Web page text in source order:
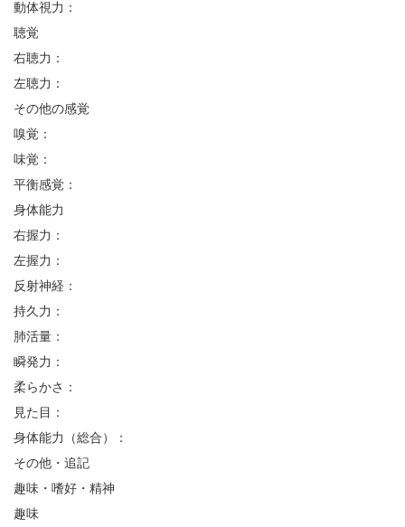
動体視力：
聴覚
右聴力：
左聴力：
その他の感覚
嗅覚：
味覚：
平衡感覚：
身体能力
右握力：
左握力：
反射神経：
持久力：
肺活量：
瞬発力：
柔らかさ：
見た目：
身体能力（総合）：
その他・追記
趣味・嗜好・精神
趣味